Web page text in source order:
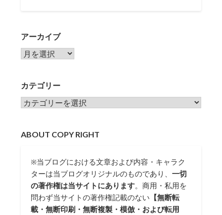
アーカイブ
アーカイブ
カテゴリー
カテゴリー
ABOUT COPY RIGHT
※当ブログにおける文章および内容・キャラク
ターは当ブログオリジナルのものであり、一切
の著作権は当サイトにあります。商用・私用を
問わず当サイトの著作権記載のない 【無断転
載・無断印刷・無断複製・模倣・および転用